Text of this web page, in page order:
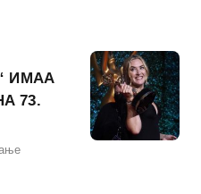
ИМАА
73.